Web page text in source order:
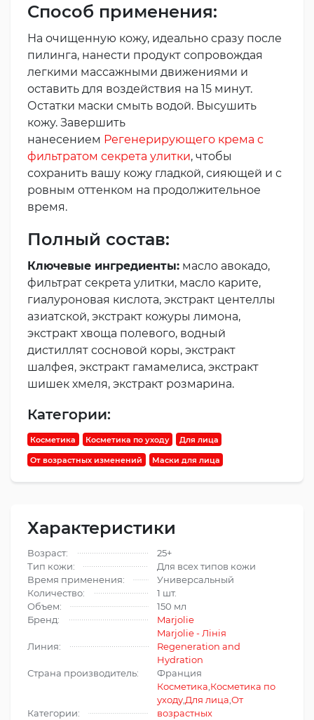
Способ применения:
На очищенную кожу, идеально сразу после
пилинга, нанести продукт сопровождая
легкими массажными движениями и
оставить для воздействия на 15 минут.
Остатки маски смыть водой. Высушить
кожу. Завершить
нанесением Регенерирующего крема с
фильтратом секрета улитки, чтобы
сохранить вашу кожу гладкой, сияющей и с
ровным оттенком на продолжительное
время.
Полный состав:
Ключевые ингредиенты: масло авокадо,
фильтрат секрета улитки, масло карите,
гиалуроновая кислота, экстракт центеллы
азиатской, экстракт кожуры лимона,
экстракт хвоща полевого, водный
дистиллят сосновой коры, экстракт
шалфея, экстракт гамамелиса, экстракт
шишек хмеля, экстракт розмарина.
Категории:
Косметика Косметика по уходу Для лица
От возрастных изменений Маски для лица
Характеристики
Возраст:
25+
Тип кожи:
Для всех типов кожи
Время применения:
Универсальный
Количество:
1 шт.
Объем:
150 мл
Бренд:
Marjolie
Линия:
Marjolie - Лінія
Regeneration and
Hydration
Страна производитель:
Франция
Категории:
Косметика,Косметика по
уходу,Для лица,От
возрастных